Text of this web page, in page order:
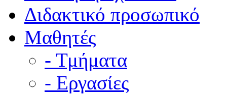
Διδακτικό προσωπικό
Μαθητές
- Τμήματα
- Εργασίες